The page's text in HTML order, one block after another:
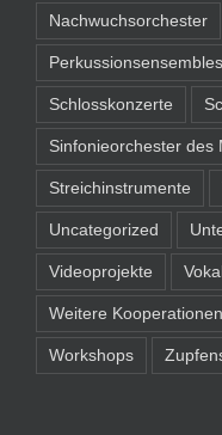
Nachwuchsorchester
Perkussionsensembles
Schlosskonzerte
Sinfonieorchester des
Streichinstrumente
Uncategorized
Videoprojekte
Weitere Kooperationen
Workshops